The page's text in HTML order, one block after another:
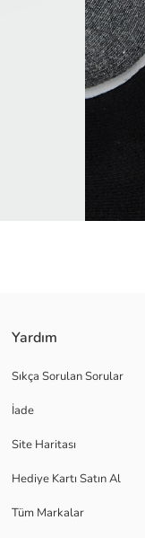
Yardım
Sıkça Sorulan Sorular
İade
Site Haritası
Hediye Kartı Satın Al
Tüm Markalar